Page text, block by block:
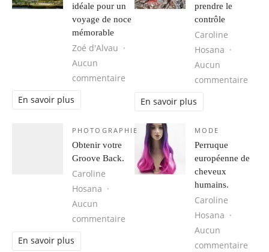
idéale pour un
voyage de noce
mémorable
Zoé d'Alvau
Aucun
commentaire sur Cuba, une destination idéale
En savoir plus
prendre le
contrôle
Caroline
Hosana
Aucun
commentaire
En savoir plus
PHOTOGRAPHIE
Obtenir votre
Groove Back.
Caroline
Hosana
Aucun
commentaire sur Obtenir votre Groove Back.
En savoir plus
MODE
Perruque
européenne de
cheveux
humains.
Caroline
Hosana
Aucun
commentaire